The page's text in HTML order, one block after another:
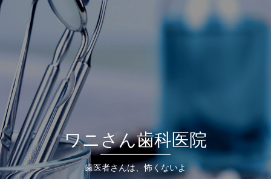
プ
ワニさん歯科医院
歯医者さんは、怖くないよ